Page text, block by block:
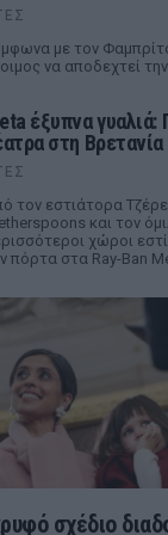
με τον
να αποδεχτεί
έξυπνα γυαλιά:
στη
τον εστιάτορα
και τον
χώροι
πόρτα στα Ray-Ban
σχέδιο